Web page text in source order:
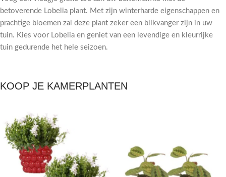
betoverende Lobelia plant. Met zijn winterharde eigenschappen en
prachtige bloemen zal deze plant zeker een blikvanger zijn in uw
tuin. Kies voor Lobelia en geniet van een levendige en kleurrijke
tuin gedurende het hele seizoen.
KOOP JE KAMERPLANTEN